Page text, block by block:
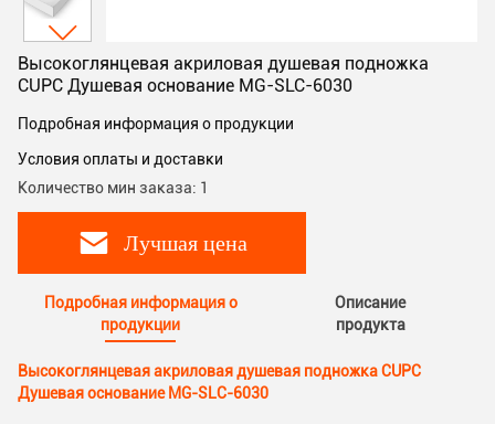
Высокоглянцевая акриловая душевая подножка
CUPC Душевая основание MG-SLC-6030
Подробная информация о продукции
Условия оплаты и доставки
Количество мин заказа: 1
Лучшая цена
Подробная информация о
продукции
Описание
продукта
Высокоглянцевая акриловая душевая подножка CUPC
Душевая основание MG-SLC-6030